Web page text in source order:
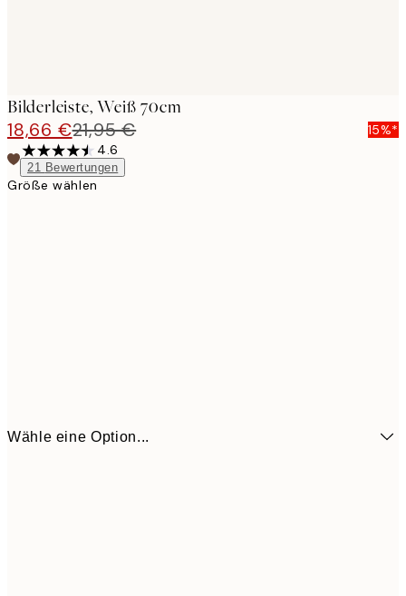
Bilderleiste, Weiß 70cm
18,66 €21,95 €
15%*
4.6
21 Bewertungen
Größe wählen
Wähle eine Option...